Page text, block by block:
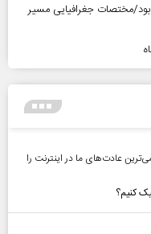
بود/مختصات جغرافیایی مسیر
عادت‌های ما در اینترنت را
کنیم؟